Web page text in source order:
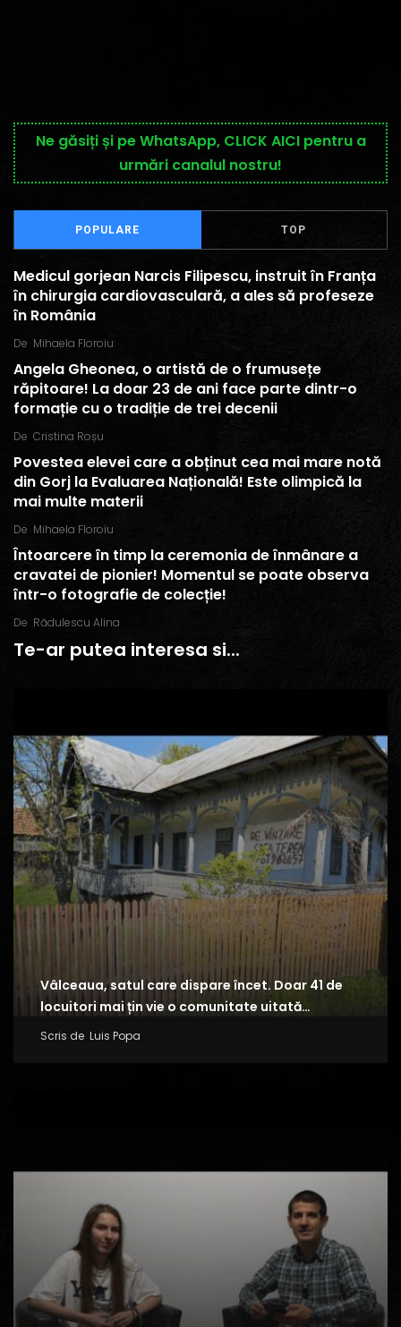
Ne găsiți și pe WhatsApp, CLICK AICI pentru a
urmări canalul nostru!
POPULARE TOP
Medicul gorjean Narcis Filipescu, instruit în Franța
în chirurgia cardiovasculară, a ales să profeseze
în România
De Mihaela Floroiu
Angela Gheonea, o artistă de o frumusețe
răpitoare! La doar 23 de ani face parte dintr-o
formație cu o tradiție de trei decenii
De Cristina Roșu
Povestea elevei care a obținut cea mai mare notă
din Gorj la Evaluarea Națională! Este olimpică la
mai multe materii
De Mihaela Floroiu
Întoarcere în timp la ceremonia de înmânare a
cravatei de pionier! Momentul se poate observa
într-o fotografie de colecție!
De Rădulescu Alina
Te-ar putea interesa si...
Vâlceaua, satul care dispare încet. Doar 41 de
locuitori mai țin vie o comunitate uitată…
Scris de Luis Popa